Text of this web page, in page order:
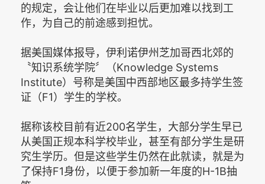
的规定，会让他们在毕业以后更加难以找到工
作，为自己的前途感到担忧。
据美国媒体报导，伊利诺伊州芝加哥西北郊的
〝知识系统学院〞（Knowledge Systems
Institute）号称是美国中西部地区最多持学生签
证（F1）学生的学校。
据称该校目前有近200名学生，大部分学生早已
从美国正规本科学校毕业，甚至有部分学生是研
究生学历。但是这些学生仍然在此就读，就是为
了保持F1身份，以便于参加新一年度的H-1B抽